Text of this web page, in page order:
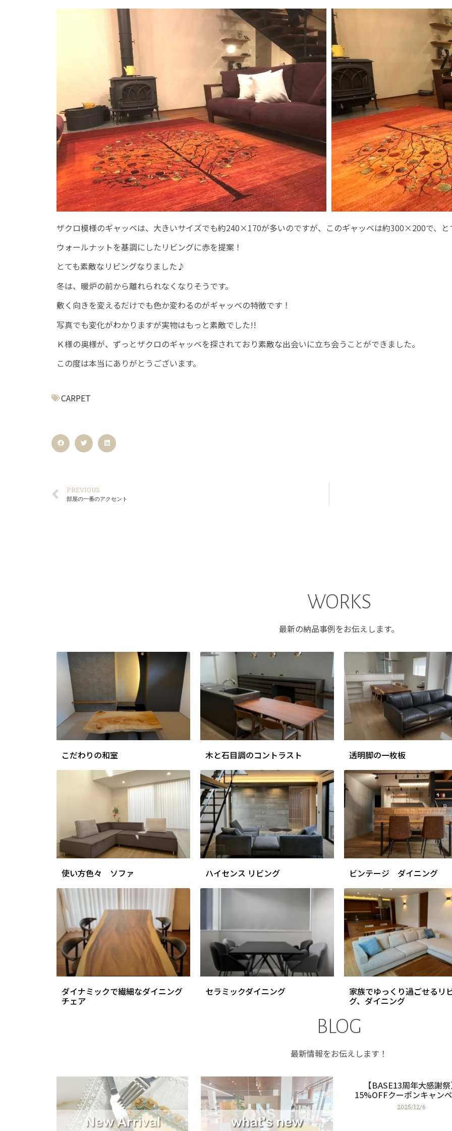
ザクロ模様のギャッベは、大きいサイズでも約240×170が多いのですが、このギャッベは約300×200で、と
ウォールナットを基調にしたリビングに赤を提案！
とても素敵なリビングなりました♪
冬は、暖炉の前から離れられなくなりそうです。
敷く向きを変えるだけでも色か変わるのがギャッベの特徴です！
写真でも変化がわかりますが実物はもっと素敵でした!!
Ｋ様の奥様が、ずっとザクロのギャッベを探されており素敵な出会いに立ち会うことができました。
この度は本当にありがとうございます。
CARPET
PREVIOUS
部屋の一番のアクセント
WORKS
最新の納品事例をお伝えします。
こだわりの和室 木と石目調のコントラスト 透明脚の一枚板
使い方色々 ソファ ハイセンス リビング ビンテージ ダイニング
ダイナミックで繊細なダイニング
チェア
セラミックダイニング 家族でゆっくり過ごせるリ
グ、ダイニング
BLOG
最新情報をお伝えします！
【BASE13周年大感謝祭
15%OFFクーポンキャン
2025/12/6